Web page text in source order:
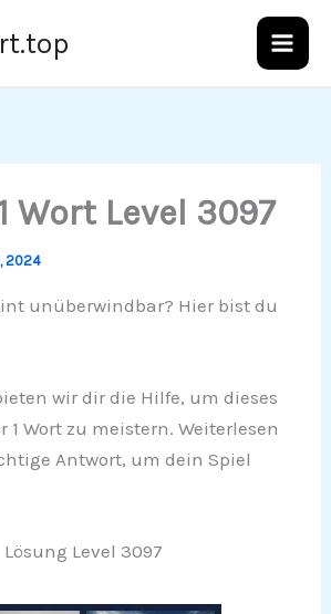
Wort Level 3097
2024
unüberwindbar? Hier bist du
wir dir die Hilfe, um dieses
1 Wort zu meistern. Weiterlesen
Antwort, um dein Spiel
Lösung Level 3097